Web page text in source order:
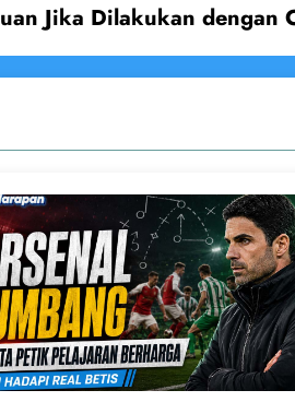
Jika Dilakukan dengan